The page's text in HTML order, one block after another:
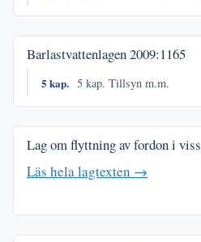
Barlastvattenlagen2009:1165
5 kap. 5 kap. Tillsyn m.m.
Lag om flyttning av fordon i
Läs hela lagtexten →